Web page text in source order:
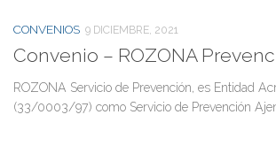
CONVENIOS 9 DICIEMBRE, 2021
Convenio – ROZONA
ROZONA Servicio de Prevención, es Entidad
(33/0003/97) como Servicio de Prevención